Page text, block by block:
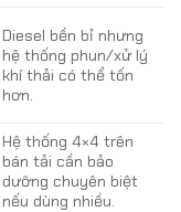
Diesel bền bỉ nhưng
hệ thống phun/xử lý
khí thải có thể tốn
hơn.
Hệ thống 4×4 trên
bán tải cần bảo
dưỡng chuyên biệt
nếu dùng nhiều.